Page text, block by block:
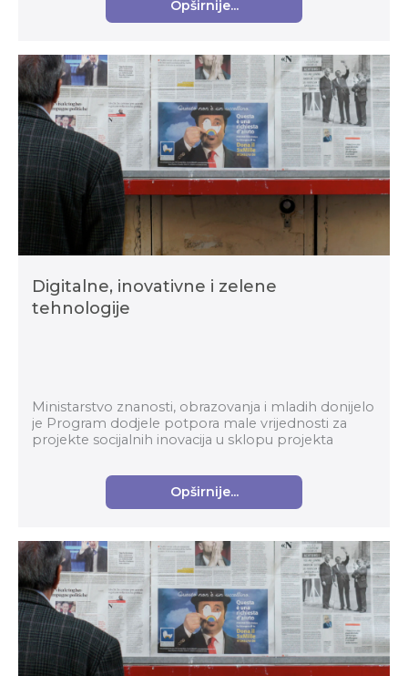
Opširnije...
Digitalne, inovativne i zelene
tehnologije
Ministarstvo znanosti, obrazovanja i mladih donijelo
je Program dodjele potpora male vrijednosti za
projekte socijalnih inovacija u sklopu projekta
Opširnije...